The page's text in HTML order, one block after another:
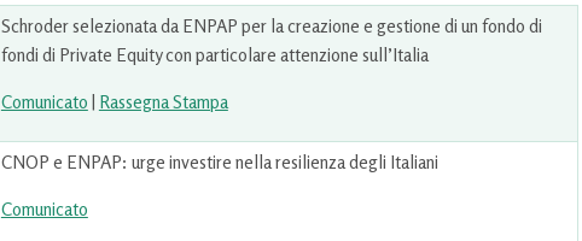
Schroder selezionata da ENPAP per la creazione e gestione di un fondo di
fondi di Private Equity con particolare attenzione sull’Italia
Comunicato | Rassegna Stampa
CNOP e ENPAP: urge investire nella resilienza degli Italiani
Comunicato